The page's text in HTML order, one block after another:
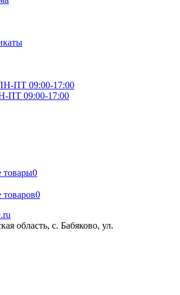
ПТ 09:00-17:00
ПТ 09:00-17:00
товары0
0
область, с. Бабяково, ул.